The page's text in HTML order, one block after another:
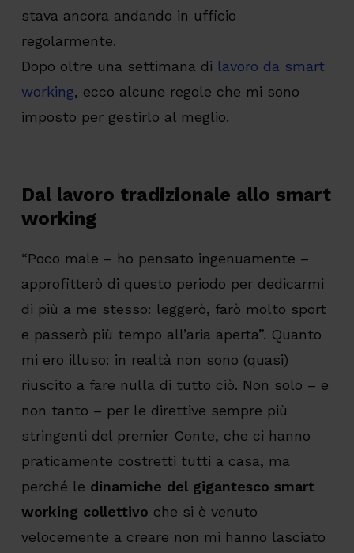
stava ancora andando in ufficio
regolarmente.
Dopo oltre una settimana di lavoro da smart
working, ecco alcune regole che mi sono
imposto per gestirlo al meglio.
Dal lavoro tradizionale allo smart
working
“Poco male – ho pensato ingenuamente –
approfitterò di questo periodo per dedicarmi
di più a me stesso: leggerò, farò molto sport
e passerò più tempo all’aria aperta”. Quanto
mi ero illuso: in realtà non sono (quasi)
riuscito a fare nulla di tutto ciò. Non solo – e
non tanto – per le direttive sempre più
stringenti del premier Conte, che ci hanno
praticamente costretti tutti a casa, ma
perché le dinamiche del gigantesco smart
working collettivo che si è venuto
velocemente a creare non mi hanno lasciato